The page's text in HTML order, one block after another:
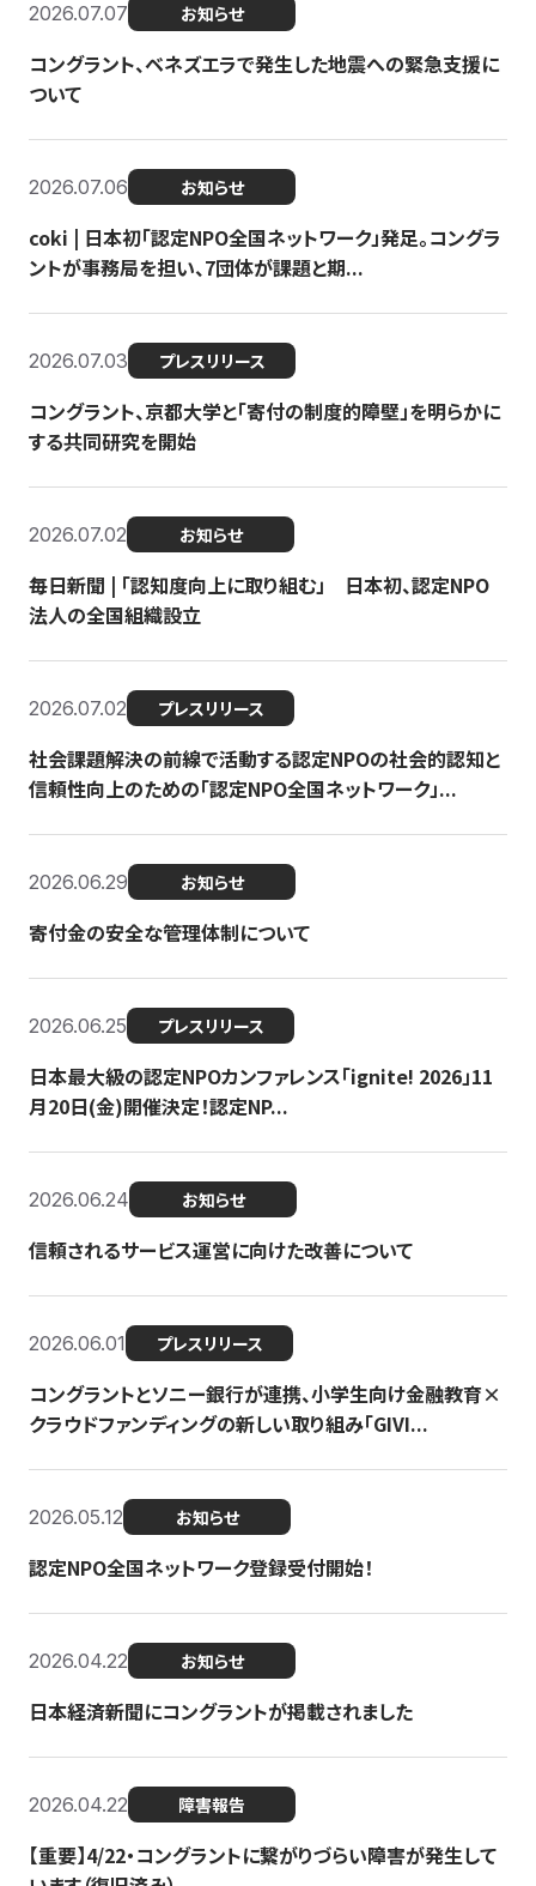
2026.07.07 お知らせ
コングラント、ベネズエラで発生した地震への緊急支援に
ついて
2026.07.06 お知らせ
coki | 日本初「認定NPO全国ネットワーク」発足。コングラ
ントが事務局を担い、7団体が課題と期...
2026.07.03 プレスリリース
コングラント、京都大学と「寄付の制度的障壁」を明らかに
する共同研究を開始
2026.07.02 お知らせ
毎日新聞 | 「認知度向上に取り組む」 日本初、認定NPO
法人の全国組織設立
2026.07.02 プレスリリース
社会課題解決の前線で活動する認定NPOの社会的認知と
信頼性向上のための「認定NPO全国ネットワーク」...
2026.06.29 お知らせ
寄付金の安全な管理体制について
2026.06.25 プレスリリース
日本最大級の認定NPOカンファレンス「ignite! 2026」11
月20日(金)開催決定！認定NP...
2026.06.24 お知らせ
信頼されるサービス運営に向けた改善について
2026.06.01 プレスリリース
コングラントとソニー銀行が連携、小学生向け金融教育×
クラウドファンディングの新しい取り組み「GIVI...
2026.05.12 お知らせ
認定NPO全国ネットワーク登録受付開始！
2026.04.22 お知らせ
日本経済新聞にコングラントが掲載されました
2026.04.22 障害報告
【重要】4/22・コングラントに繋がりづらい障害が発生して